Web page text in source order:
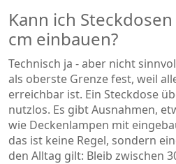
Kann ich
cm einbauen?
Technisch ja - aber nicht
als oberste Grenze fest, weil
erreichbar ist. Ein Steckdose
nutzlos. Es gibt Ausnahmen,
wie Deckenlampen mit
das ist keine Regel, sondern
den Alltag gilt: Bleib zwischen